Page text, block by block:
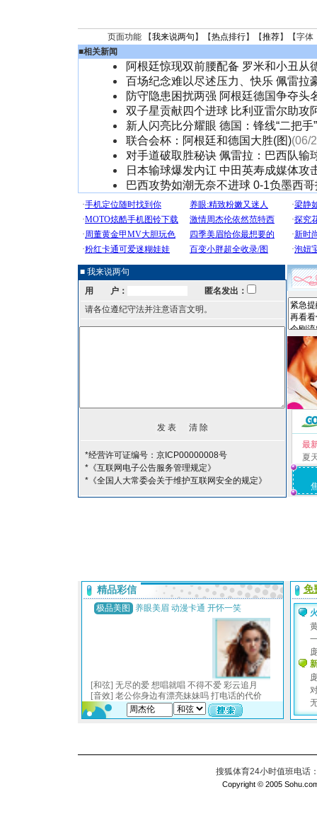
页面功能 【我来说两句 】【热点排行】【推荐】【字体
■相关新闻
阿根廷惊现双前腰配备 罗米和小丑从
百场纪念难以尽述压力、快乐 佩雷拉
防守隐患困扰两强 阿根廷德国争夺头
双子星贡献四个进球 比利亚雷尔助攻
新人闪亮比分耀眼 德国：锋线“二把手
联合会杯：阿根廷和德国大胜(图)(06/
对手道破取胜秘诀 佩雷拉：巴西队输
日本输球爆发内讧 中田英寿成媒体攻
巴西攻势如潮无奈不进球 0-1负墨西
■ 我来说两句
用 户：
匿名发出：
请各位遵纪守法并注意语言文明。
*经营许可证编号：京ICP00000008号
*《互联网电子公告服务管理规定》
*《全国人大常委会关于维护互联网安全的规定》
最
夏
搜狐体育24小时值班电话
Copyright © 2005